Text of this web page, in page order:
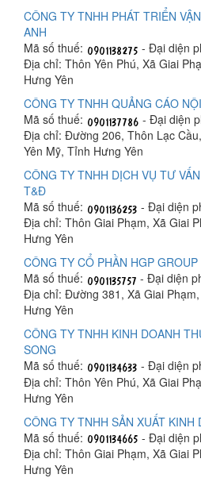
CÔNG TY TNHH PHÁT TRIỂN
ANH
Mã số thuế:
- Đại diện
Địa chỉ: Thôn Yên Phú, Xã Giai
Hưng Yên
CÔNG TY TNHH QUẢNG CÁO
Mã số thuế:
- Đại diện
Địa chỉ: Đường 206, Thôn Lạc
Yên Mỹ, Tỉnh Hưng Yên
CÔNG TY TNHH DỊCH VỤ TƯ
T&Đ
Mã số thuế:
- Đại diện
Địa chỉ: Thôn Giai Phạm, Xã Giai
Hưng Yên
CÔNG TY CỔ PHẦN HGP GROUP
Mã số thuế:
- Đại diện
Địa chỉ: Đường 381, Xã Giai
Hưng Yên
CÔNG TY TNHH KINH DOANH
SONG
Mã số thuế:
- Đại diện
Địa chỉ: Thôn Yên Phú, Xã Giai
Hưng Yên
CÔNG TY TNHH SẢN XUẤT KINH
Mã số thuế:
- Đại diện
Địa chỉ: Thôn Giai Phạm, Xã Giai
Hưng Yên